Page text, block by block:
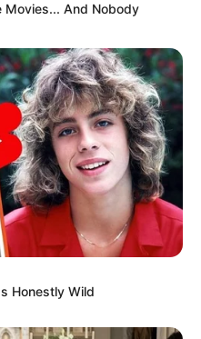
Movies... And Nobody
Honestly Wild